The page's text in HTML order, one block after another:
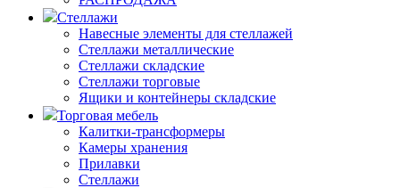
Стеллажи
Навесные элементы для стеллажей
Стеллажи металлические
Стеллажи складские
Стеллажи торговые
Ящики и контейнеры складские
Торговая мебель
Калитки-трансформеры
Камеры хранения
Прилавки
Стеллажи